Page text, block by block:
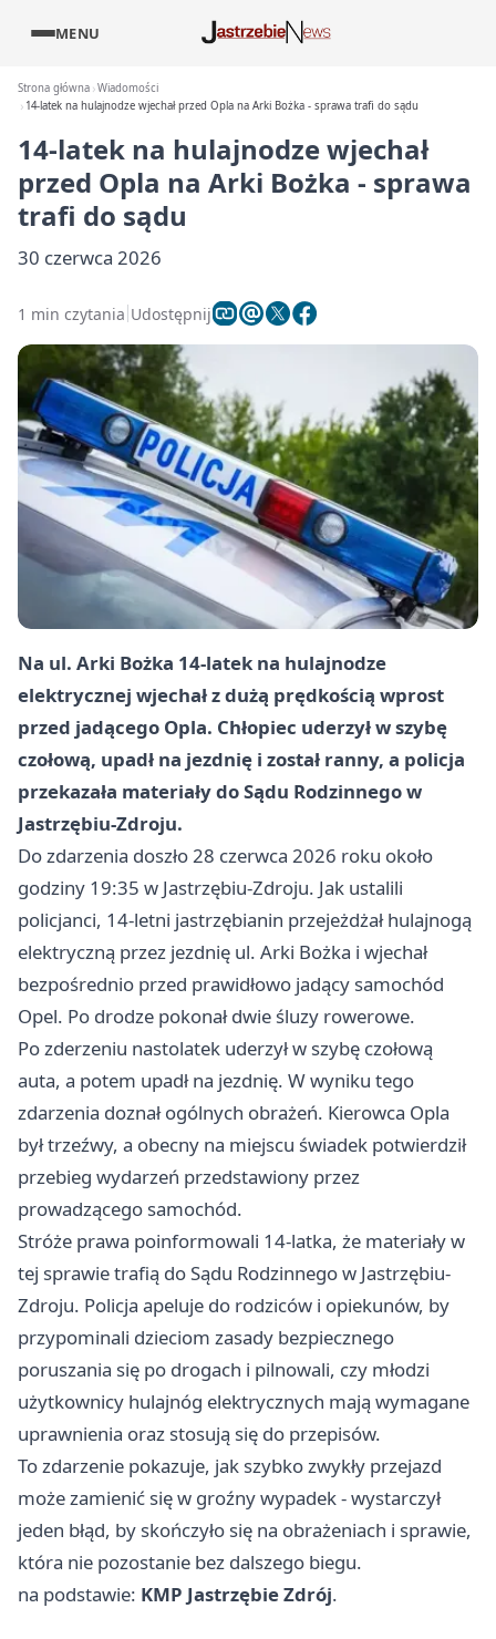
MENU
Strona główna Wiadomości
14-latek na hulajnodze wjechał przed Opla na Arki Bożka - sprawa trafi do sądu
14-latek na hulajnodze wjechał
przed Opla na Arki Bożka - sprawa
trafi do sądu
30 czerwca 2026
1 min czytania Udostępnij
Na ul. Arki Bożka 14-latek na hulajnodze
elektrycznej wjechał z dużą prędkością wprost
przed jadącego Opla. Chłopiec uderzył w szybę
czołową, upadł na jezdnię i został ranny, a policja
przekazała materiały do Sądu Rodzinnego w
Jastrzębiu-Zdroju.
Do zdarzenia doszło 28 czerwca 2026 roku około
godziny 19:35 w Jastrzębiu-Zdroju. Jak ustalili
policjanci, 14-letni jastrzębianin przejeżdżał hulajnogą
elektryczną przez jezdnię ul. Arki Bożka i wjechał
bezpośrednio przed prawidłowo jadący samochód
Opel. Po drodze pokonał dwie śluzy rowerowe.
Po zderzeniu nastolatek uderzył w szybę czołową
auta, a potem upadł na jezdnię. W wyniku tego
zdarzenia doznał ogólnych obrażeń. Kierowca Opla
był trzeźwy, a obecny na miejscu świadek potwierdził
przebieg wydarzeń przedstawiony przez
prowadzącego samochód.
Stróże prawa poinformowali 14-latka, że materiały w
tej sprawie trafią do Sądu Rodzinnego w Jastrzębiu-
Zdroju. Policja apeluje do rodziców i opiekunów, by
przypominali dzieciom zasady bezpiecznego
poruszania się po drogach i pilnowali, czy młodzi
użytkownicy hulajnóg elektrycznych mają wymagane
uprawnienia oraz stosują się do przepisów.
To zdarzenie pokazuje, jak szybko zwykły przejazd
może zamienić się w groźny wypadek - wystarczył
jeden błąd, by skończyło się na obrażeniach i sprawie,
która nie pozostanie bez dalszego biegu.
na podstawie: KMP Jastrzębie Zdrój.